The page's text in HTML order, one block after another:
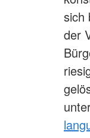
sich
der